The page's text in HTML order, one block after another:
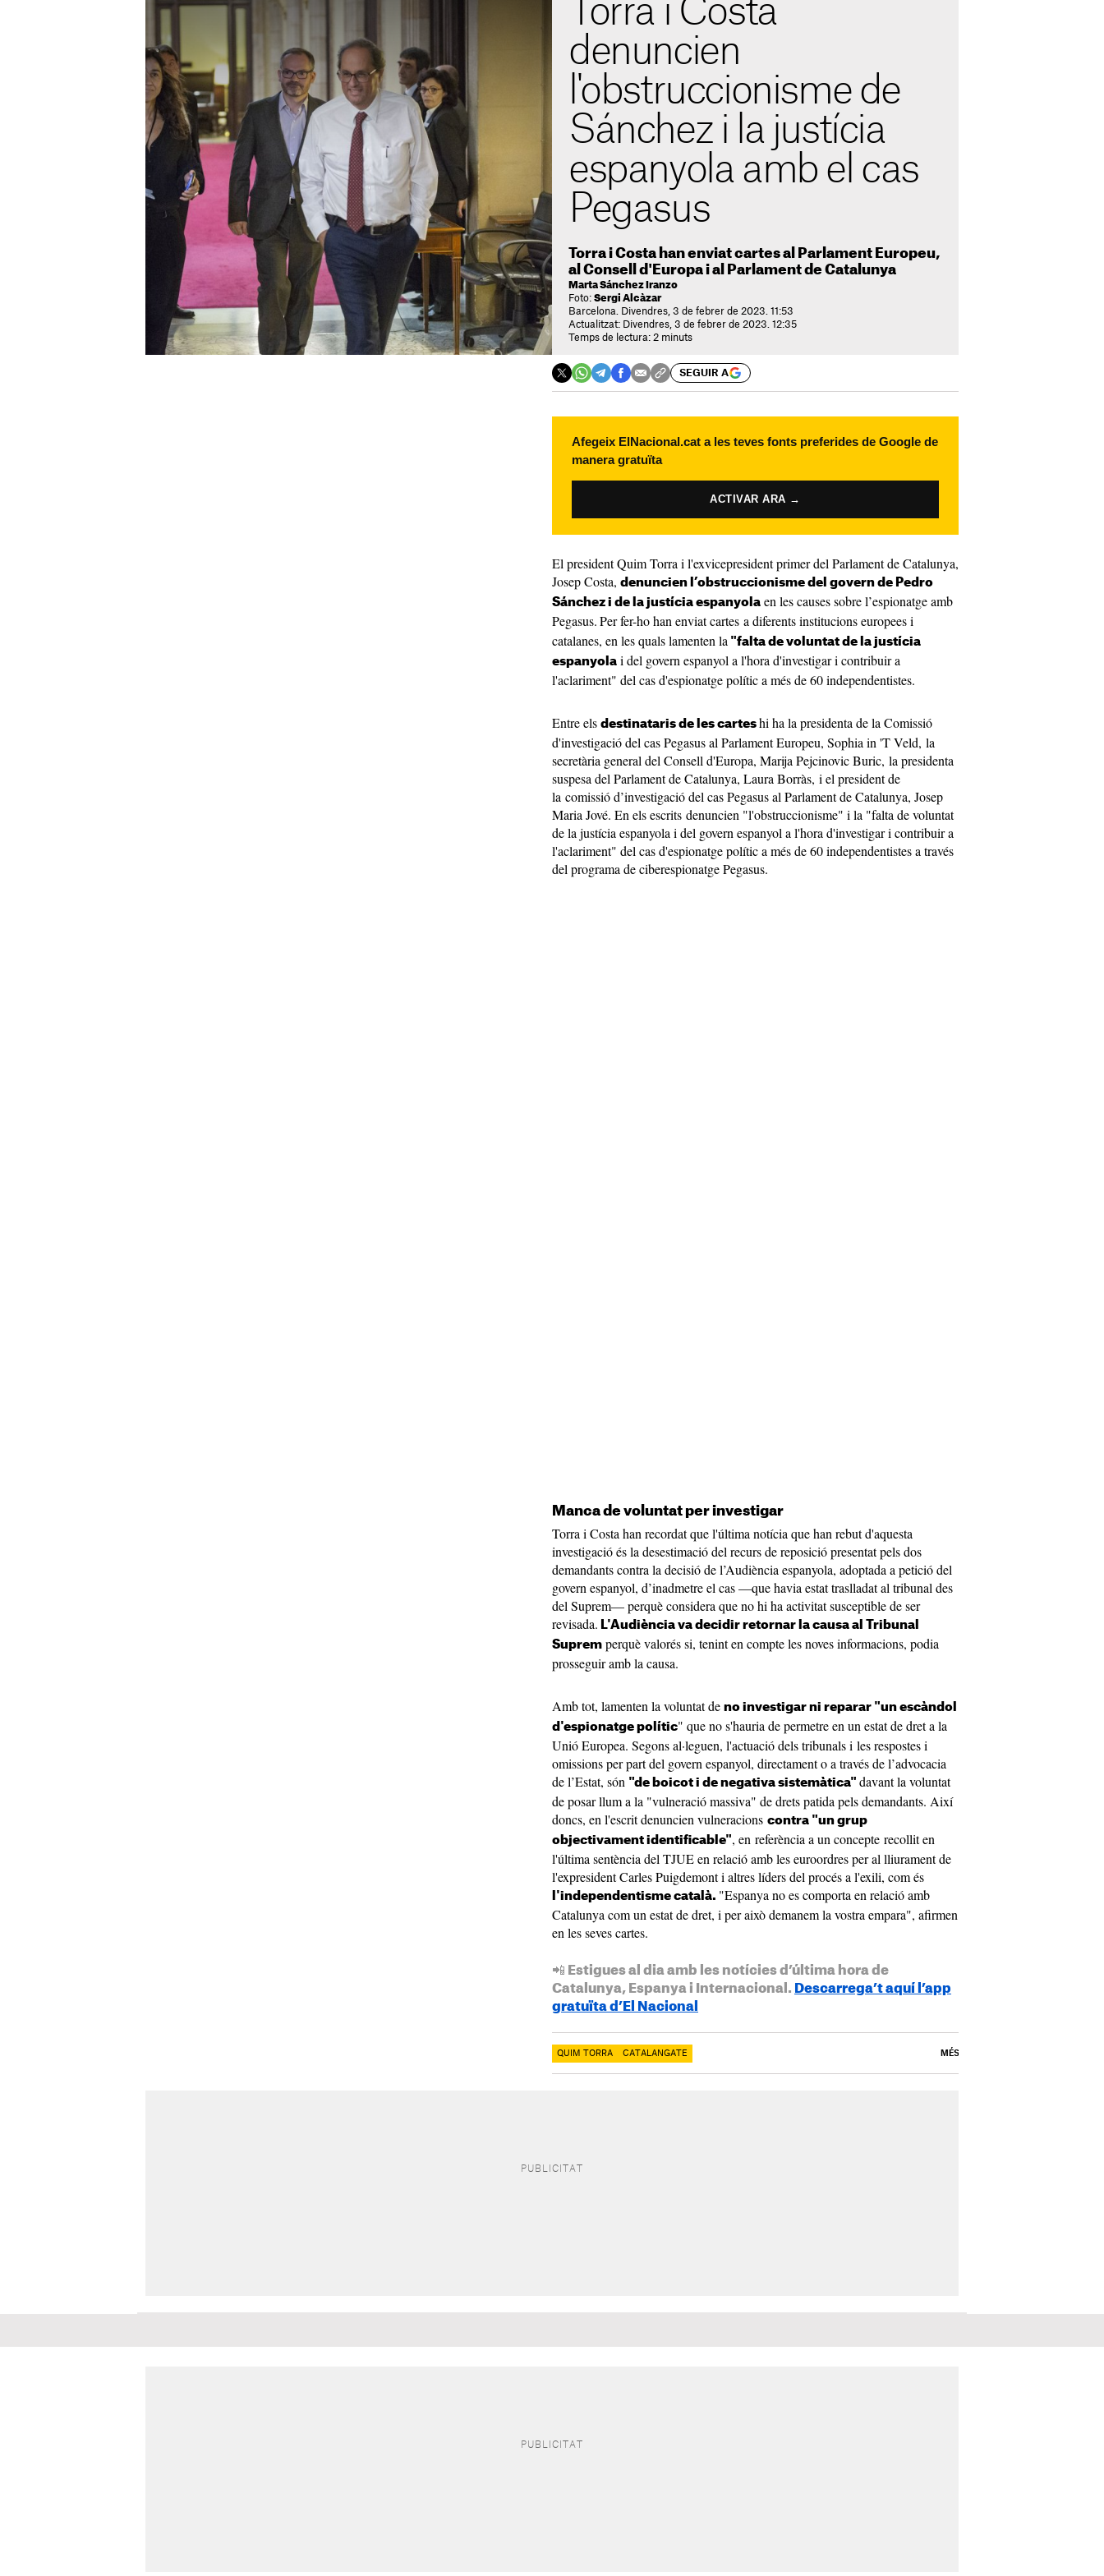
Torra i Costa
denuncien
l'obstruccionisme de
Sánchez i la justícia
espanyola amb el cas
Pegasus
Torra i Costa han enviat cartes al Parlament Europeu,
al Consell d'Europa i al Parlament de Catalunya
Marta Sánchez Iranzo
Foto: Sergi Alcàzar
Barcelona. Divendres, 3 de febrer de 2023. 11:53
Actualitzat: Divendres, 3 de febrer de 2023. 12:35
Temps de lectura: 2 minuts
SEGUIR A
Afegeix ElNacional.cat a les teves fonts preferides de Google de
manera gratuïta
ACTIVAR ARA →
El president Quim Torra i l'exvicepresident primer del Parlament de Catalunya,
Josep Costa, denuncien l’obstruccionisme del govern de Pedro
Sánchez i de la justícia espanyola en les causes sobre l’espionatge amb
Pegasus.Per fer-ho han enviat cartes a diferents institucions europees i
catalanes, en les quals lamenten la "falta de voluntat de la justícia
espanyola i del govern espanyol a l'hora d'investigar i contribuir a
l'aclariment" del cas d'espionatge polític a més de 60 independentistes.
Entre els destinataris de les cartes hi ha la presidenta de la Comissió
d'investigació del cas Pegasus al Parlament Europeu, Sophia in 'T Veld, la
secretària general del Consell d'Europa, Marija Pejcinovic Buric, la presidenta
suspesa del Parlament de Catalunya, Laura Borràs, i el president de
la comissió d’investigació del cas Pegasus al Parlament de Catalunya, Josep
Maria Jové. En els escrits denuncien "l'obstruccionisme" i la "falta de voluntat
de la justícia espanyola i del govern espanyol a l'hora d'investigar i contribuir a
l'aclariment" del cas d'espionatge polític a més de 60 independentistes a través
del programa de ciberespionatge Pegasus.
Manca de voluntat per investigar
Torra i Costa han recordat que l'última notícia que han rebut d'aquesta
investigació és la desestimació del recurs de reposició presentat pels dos
demandants contra la decisió de l’Audiència espanyola, adoptada a petició del
govern espanyol, d’inadmetre el cas —que havia estat traslladat al tribunal des
del Suprem— perquè considera que no hi ha activitat susceptible de ser
revisada. L'Audiència va decidir retornar la causa al Tribunal
Suprem perquè valorés si, tenint en compte les noves informacions, podia
prosseguir amb la causa.
Amb tot, lamenten la voluntat de no investigar ni reparar "un escàndol
d'espionatge polític" que no s'hauria de permetre en un estat de dret a la
Unió Europea. Segons al·leguen, l'actuació dels tribunals i les respostes i
omissions per part del govern espanyol, directament o a través de l’advocacia
de l’Estat, són "de boicot i de negativa sistemàtica" davant la voluntat
de posar llum a la "vulneració massiva" de drets patida pels demandants. Així
doncs, en l'escrit denuncien vulneracions contra "un grup
objectivament identificable", en referència a un concepte recollit en
l'última sentència del TJUE en relació amb les euroordres per al lliurament de
l'expresident Carles Puigdemont i altres líders del procés a l'exili, com és
l'independentisme català. "Espanya no es comporta en relació amb
Catalunya com un estat de dret, i per això demanem la vostra empara", afirmen
en les seves cartes.
📲 Estigues al dia amb les notícies d’última hora de
Catalunya, Espanya i Internacional. Descarrega’t aquí l’app
gratuïta d’El Nacional
QUIM TORRA CATALANGATE MÉS